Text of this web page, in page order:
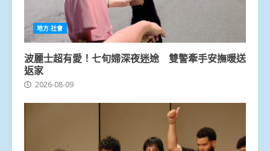
地方.社會
波麗士超有愛！七旬婦深夜迷途 雙警牽手安撫暖送
返家
2026-08-09